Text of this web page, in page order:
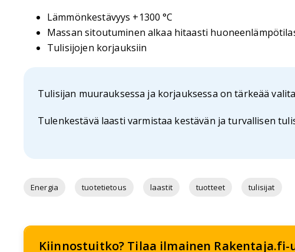
Lämmönkestävyys +1300 °C
Massan sitoutuminen alkaa hitaasti
Tulisijojen korjauksiin
Tulisijan muurauksessa ja korjauksessa on tärkeää
Tulenkestävä laasti varmistaa kestävän ja turvallisen
Energia tuotetietous laastit tuotteet tulisijat
Kiinnostuitko? Tilaa ilmainen